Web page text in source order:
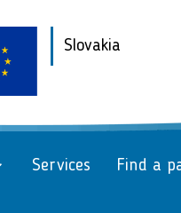
Slovakia
Services Find a